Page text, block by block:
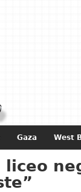
Gaza West
liceo